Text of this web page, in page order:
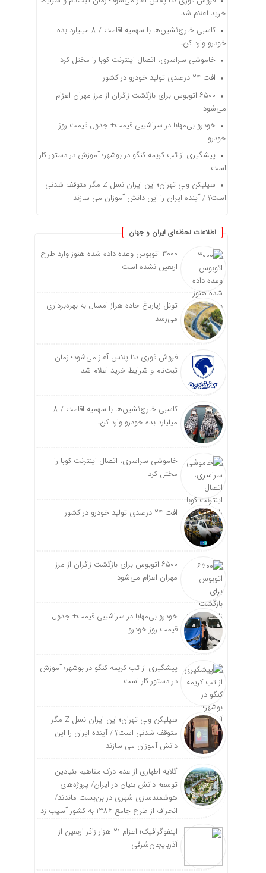
خرید اعلام شد
کاسبی خارج‌نشین‌ها با سهمیه اقامت / ۸ میلیارد بده
خودرو وارد کن!
خاموشی سراسری، اتصال اینترنت کوبا را مختل کرد
افت ۲۴ درصدی تولید خودرو در کشور
۶۵۰۰ اتوبوس برای بازگشت زائران از مرز مهران اعزام
می‌شود
خودرو بی‌مهابا در سراشیبی قیمت+ جدول قیمت روز
خودرو
پیشگیری از تب کریمه کنگو در بوشهر؛ آموزش در دستور کار
است
سیلیکن ولیِ تهران؛ این ایران نسل Z مگر متوقف شدنی
است؟ / آینده ایران را این دانش آموزان می سازند
اطلاعات لحظه‌ای ایران و جهان
۳۰۰۰ اتوبوس وعده داده شده هنوز وارد طرح
اربعین نشده است
تونل زیارباغ جاده هراز امسال به بهره‌برداری
می‌رسد
فروش فوری دنا پلاس آغاز می‌شود؛ زمان
ثبت‌نام و شرایط خرید اعلام شد
کاسبی خارج‌نشین‌ها با سهمیه اقامت / ۸
میلیارد بده خودرو وارد کن!
خاموشی سراسری، اتصال اینترنت کوبا را
مختل کرد
افت ۲۴ درصدی تولید خودرو در کشور
۶۵۰۰ اتوبوس برای بازگشت زائران از مرز
مهران اعزام می‌شود
خودرو بی‌مهابا در سراشیبی قیمت+ جدول
قیمت روز خودرو
پیشگیری از تب کریمه کنگو در بوشهر؛ آموزش
در دستور کار است
سیلیکن ولیِ تهران؛ این ایران نسل Z مگر
متوقف شدنی است؟ / آینده ایران را این
دانش آموزان می سازند
گلایه اطهاری از عدم درک مفاهیم بنیادین
توسعه دانش بنیان در ایران/ پروژه‌های
هوشمندسازی شهری در بن‌بست ماندند/
انحراف از طرح جامع ۱۳۸۶ به کشور آسیب زد
اینفوگرافیک؛ اعزام ۲۱ هزار زائر اربعین از
آذربایجان‌شرقی